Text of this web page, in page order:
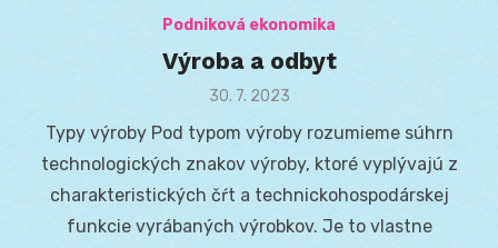
Podniková ekonomika
Výroba a odbyt
Posted
30. 7. 2023
Typy výroby Pod typom výroby rozumieme súhrn
technologických znakov výroby, ktoré vyplývajú z
charakteristických čŕt a technickohospodárskej
funkcie vyrábaných výrobkov. Je to vlastne